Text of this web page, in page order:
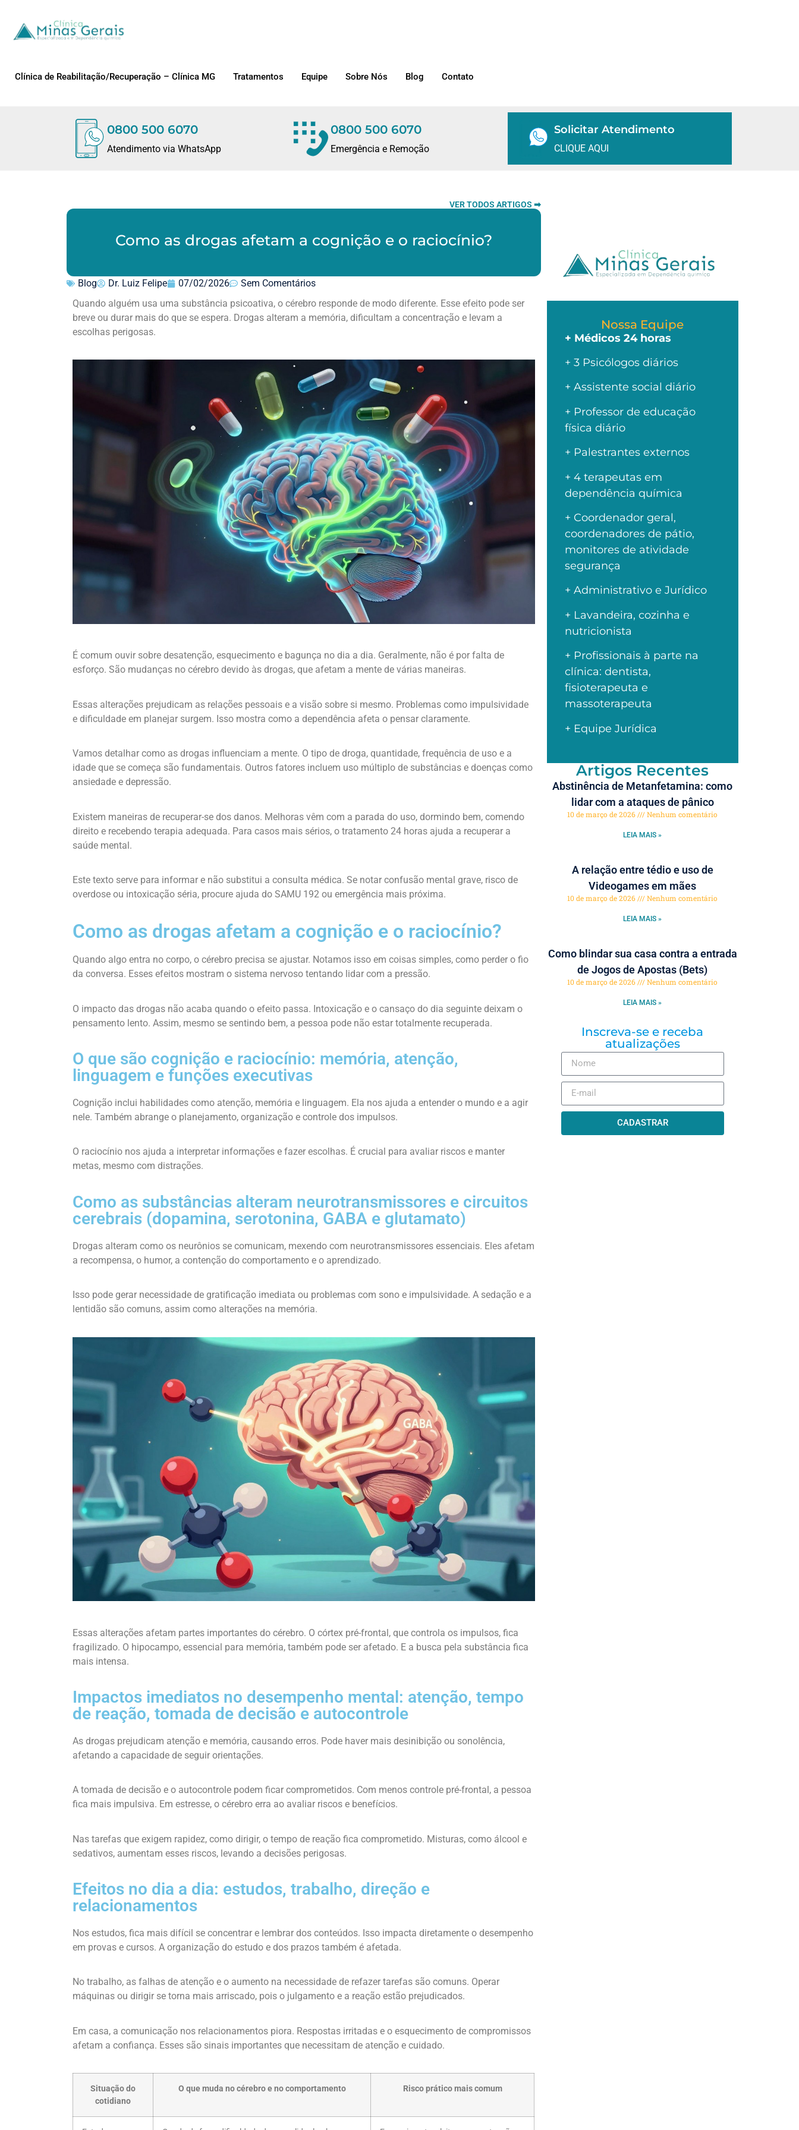
Clínica de Reabilitação/Recuperação – Clínica MG Tratamentos Equipe Sobre Nós Blog Contato
0800 500 6070
Atendimento via WhatsApp
0800 500 6070
Emergência e Remoção
Solicitar Atendimento
CLIQUE AQUI
VER TODOS ARTIGOS ➡
Como as drogas afetam a cognição e o raciocínio?
Blog Dr. Luiz Felipe 07/02/2026
Sem Comentários
Quando alguém usa uma substância psicoativa, o cérebro responde de modo diferente. Esse efeito pode ser
breve ou durar mais do que se espera. Drogas alteram a memória, dificultam a concentração e levam a
escolhas perigosas.
É comum ouvir sobre desatenção, esquecimento e bagunça no dia a dia. Geralmente, não é por falta de
esforço. São mudanças no cérebro devido às drogas, que afetam a mente de várias maneiras.
Essas alterações prejudicam as relações pessoais e a visão sobre si mesmo. Problemas como impulsividade
e dificuldade em planejar surgem. Isso mostra como a dependência afeta o pensar claramente.
Vamos detalhar como as drogas influenciam a mente. O tipo de droga, quantidade, frequência de uso e a
idade que se começa são fundamentais. Outros fatores incluem uso múltiplo de substâncias e doenças como
ansiedade e depressão.
Existem maneiras de recuperar-se dos danos. Melhoras vêm com a parada do uso, dormindo bem, comendo
direito e recebendo terapia adequada. Para casos mais sérios, o tratamento 24 horas ajuda a recuperar a
saúde mental.
Este texto serve para informar e não substitui a consulta médica. Se notar confusão mental grave, risco de
overdose ou intoxicação séria, procure ajuda do SAMU 192 ou emergência mais próxima.
Como as drogas afetam a cognição e o raciocínio?
Quando algo entra no corpo, o cérebro precisa se ajustar. Notamos isso em coisas simples, como perder o fio
da conversa. Esses efeitos mostram o sistema nervoso tentando lidar com a pressão.
O impacto das drogas não acaba quando o efeito passa. Intoxicação e o cansaço do dia seguinte deixam o
pensamento lento. Assim, mesmo se sentindo bem, a pessoa pode não estar totalmente recuperada.
O que são cognição e raciocínio: memória, atenção,
linguagem e funções executivas
Cognição inclui habilidades como atenção, memória e linguagem. Ela nos ajuda a entender o mundo e a agir
nele. Também abrange o planejamento, organização e controle dos impulsos.
O raciocínio nos ajuda a interpretar informações e fazer escolhas. É crucial para avaliar riscos e manter
metas, mesmo com distrações.
Como as substâncias alteram neurotransmissores e circuitos
cerebrais (dopamina, serotonina, GABA e glutamato)
Drogas alteram como os neurônios se comunicam, mexendo com neurotransmissores essenciais. Eles afetam
a recompensa, o humor, a contenção do comportamento e o aprendizado.
Isso pode gerar necessidade de gratificação imediata ou problemas com sono e impulsividade. A sedação e a
lentidão são comuns, assim como alterações na memória.
Essas alterações afetam partes importantes do cérebro. O córtex pré-frontal, que controla os impulsos, fica
fragilizado. O hipocampo, essencial para memória, também pode ser afetado. E a busca pela substância fica
mais intensa.
Impactos imediatos no desempenho mental: atenção, tempo
de reação, tomada de decisão e autocontrole
As drogas prejudicam atenção e memória, causando erros. Pode haver mais desinibição ou sonolência,
afetando a capacidade de seguir orientações.
A tomada de decisão e o autocontrole podem ficar comprometidos. Com menos controle pré-frontal, a pessoa
fica mais impulsiva. Em estresse, o cérebro erra ao avaliar riscos e benefícios.
Nas tarefas que exigem rapidez, como dirigir, o tempo de reação fica comprometido. Misturas, como álcool e
sedativos, aumentam esses riscos, levando a decisões perigosas.
Efeitos no dia a dia: estudos, trabalho, direção e
relacionamentos
Nos estudos, fica mais difícil se concentrar e lembrar dos conteúdos. Isso impacta diretamente o desempenho
em provas e cursos. A organização do estudo e dos prazos também é afetada.
No trabalho, as falhas de atenção e o aumento na necessidade de refazer tarefas são comuns. Operar
máquinas ou dirigir se torna mais arriscado, pois o julgamento e a reação estão prejudicados.
Em casa, a comunicação nos relacionamentos piora. Respostas irritadas e o esquecimento de compromissos
afetam a confiança. Esses são sinais importantes que necessitam de atenção e cuidado.
Situação do
cotidiano
O que muda no cérebro e no comportamento Risco prático mais comum
Nossa Equipe
+ Médicos 24 horas
+ 3 Psicólogos diários
+ Assistente social diário
+ Professor de educação
física diário
+ Palestrantes externos
+ 4 terapeutas em
dependência química
+ Coordenador geral,
coordenadores de pátio,
monitores de atividade
segurança
+ Administrativo e Jurídico
+ Lavandeira, cozinha e
nutricionista
+ Profissionais à parte na
clínica: dentista,
fisioterapeuta e
massoterapeuta
+ Equipe Jurídica
Artigos Recentes
Abstinência de Metanfetamina: como
lidar com a ataques de pânico
10 de março de 2026 Nenhum comentário
LEIA MAIS »
A relação entre tédio e uso de
Videogames em mães
10 de março de 2026 Nenhum comentário
LEIA MAIS »
Como blindar sua casa contra a entrada
de Jogos de Apostas (Bets)
10 de março de 2026 Nenhum comentário
LEIA MAIS »
Inscreva-se e receba
atualizações
CADASTRAR